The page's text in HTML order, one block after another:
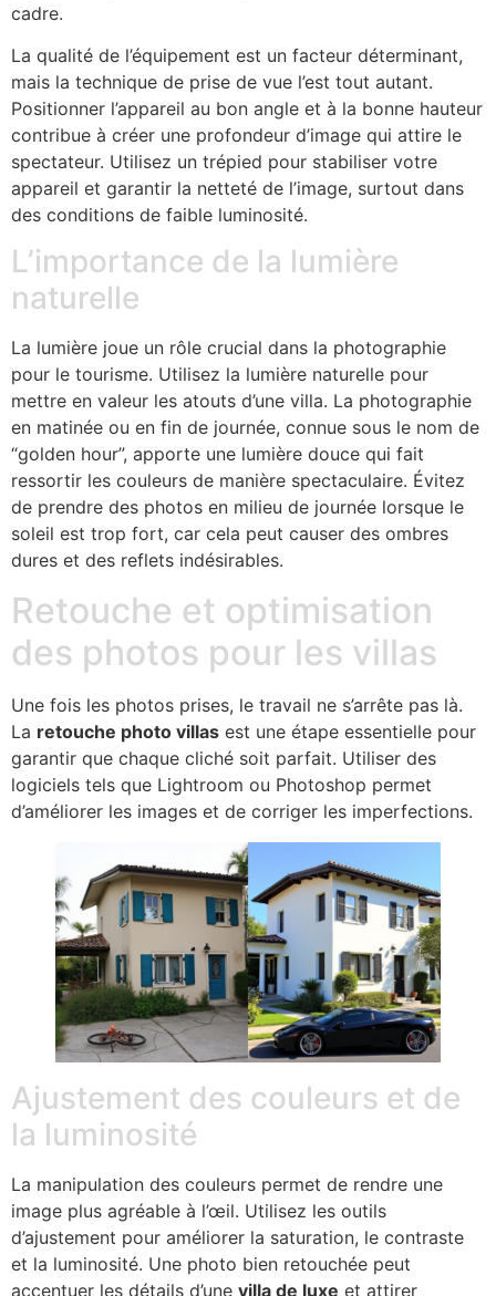
cadre.
La qualité de l’équipement est un facteur déterminant,
mais la technique de prise de vue l’est tout autant.
Positionner l’appareil au bon angle et à la bonne hauteur
contribue à créer une profondeur d’image qui attire le
spectateur. Utilisez un trépied pour stabiliser votre
appareil et garantir la netteté de l’image, surtout dans
des conditions de faible luminosité.
L’importance de la lumière
naturelle
La lumière joue un rôle crucial dans la photographie
pour le tourisme. Utilisez la lumière naturelle pour
mettre en valeur les atouts d’une villa. La photographie
en matinée ou en fin de journée, connue sous le nom de
“golden hour”, apporte une lumière douce qui fait
ressortir les couleurs de manière spectaculaire. Évitez
de prendre des photos en milieu de journée lorsque le
soleil est trop fort, car cela peut causer des ombres
dures et des reflets indésirables.
Retouche et optimisation
des photos pour les villas
Une fois les photos prises, le travail ne s’arrête pas là.
La retouche photo villas est une étape essentielle pour
garantir que chaque cliché soit parfait. Utiliser des
logiciels tels que Lightroom ou Photoshop permet
d’améliorer les images et de corriger les imperfections.
Ajustement des couleurs et de
la luminosité
La manipulation des couleurs permet de rendre une
image plus agréable à l’œil. Utilisez les outils
d’ajustement pour améliorer la saturation, le contraste
et la luminosité. Une photo bien retouchée peut
accentuer les détails d’une villa de luxe et attirer